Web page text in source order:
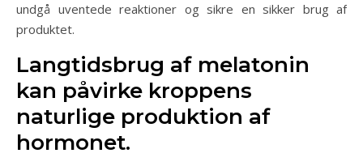
undgå uventede reaktioner og sikre en sikker brug af
produktet.
Langtidsbrug af melatonin
kan påvirke kroppens
naturlige produktion af
hormonet.